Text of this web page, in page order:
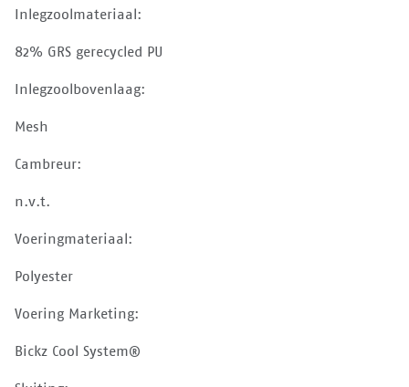
Inlegzoolmateriaal:
82% GRS gerecycled PU
Inlegzoolbovenlaag:
Mesh
Cambreur:
n.v.t.
Voeringmateriaal:
Polyester
Voering Marketing:
Bickz Cool System®